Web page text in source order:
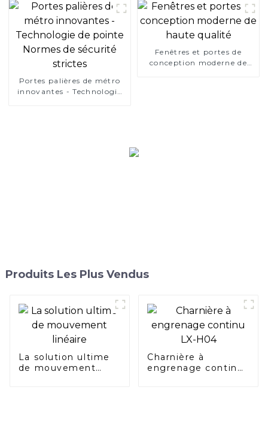
Portes palières de métro
innovantes - Technologie
Fenêtres et portes de
conception moderne de
Produits Les Plus Vendus
La solution ultime
de mouvement
Charnière à
engrenage continu